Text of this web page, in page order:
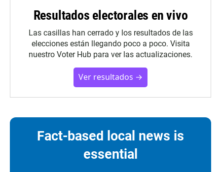
Resultados electorales en vivo
Las casillas han cerrado y los resultados de las
elecciones están llegando poco a poco. Visita
nuestro Voter Hub para ver las actualizaciones.
Ver resultados →
Fact-based local news is
essential